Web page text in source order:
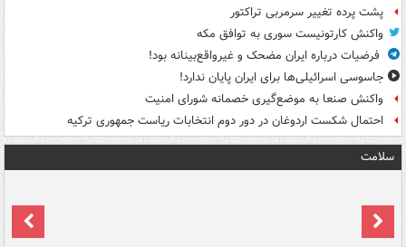
پشت پرده تغییر سرمربی تراکتور
واکنش کارتونیست سوری به توافق مکه
فرضیات درباره ایران مضحک و غیرواقع‌بینانه بود!
جاسوسی اسرائیلی‌ها برای ایران پایان ندارد!
واکنش صنعا به موضع‌گیری خصمانه شورای امنیت
احتمال شکست اردوغان در دور دوم انتخابات ریاست جمهوری ترکیه
سلامت